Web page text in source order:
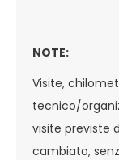
NOTE:
Visite,
tecnico/
visite previste
cambiato,